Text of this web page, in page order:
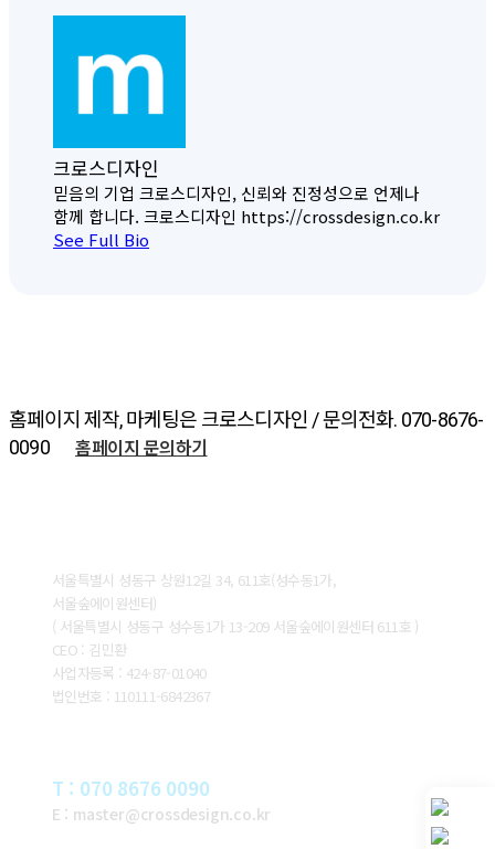
크로스디자인
믿음의 기업 크로스디자인, 신뢰와 진정성으로 언제나
함께 합니다. 크로스디자인 https://crossdesign.co.kr
See Full Bio
홈페이지 제작, 마케팅은 크로스디자인 / 문의전화. 070-8676-
0090
홈페이지 문의하기
서울특별시 성동구 상원12길 34, 611호(성수동1가,
서울숲에이원센터)
( 서울특별시 성동구 성수동1가 13-209 서울숲에이원센터 611호 )
CEO : 김민환
사업자등록 : 424-87-01040
법인번호 : 110111-6842367
T : 070 8676 0090
E : master@crossdesign.co.kr